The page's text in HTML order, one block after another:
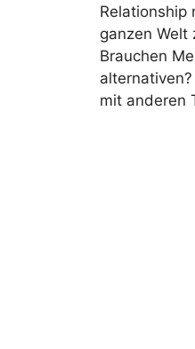
Relationship
ganzen Welt
Brauchen
mit anderen